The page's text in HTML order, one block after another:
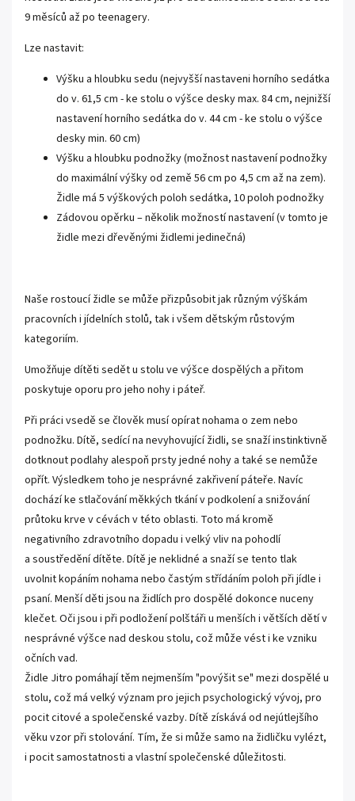
9 měsíců až po teenagery.
Lze nastavit:
Výšku a hloubku sedu (nejvyšší nastaveni horního sedátka
do v. 61,5 cm - ke stolu o výšce desky max. 84 cm, nejnižší
nastavení horního sedátka do v. 44 cm - ke stolu o výšce
desky min. 60 cm)
Výšku a hloubku podnožky (možnost nastavení podnožky
do maximální výšky od země 56 cm po 4,5 cm až na zem).
Židle má 5 výškových poloh sedátka, 10 poloh podnožky
Zádovou opěrku – několik možností nastavení (v tomto je
židle mezi dřevěnými židlemi jedinečná)
Naše rostoucí židle se může přizpůsobit jak různým výškám
pracovních i jídelních stolů, tak i všem dětským růstovým
kategoriím.
Umožňuje dítěti sedět u stolu ve výšce dospělých a přitom
poskytuje oporu pro jeho nohy i páteř.
Při práci vsedě se člověk musí opírat nohama o zem nebo
podnožku. Dítě, sedící na nevyhovující židli, se snaží instinktivně
dotknout podlahy alespoň prsty jedné nohy a také se nemůže
opřít. Výsledkem toho je nesprávné zakřivení páteře. Navíc
dochází ke stlačování měkkých tkání v podkolení a snižování
průtoku krve v cévách v této oblasti. Toto má kromě
negativního zdravotního dopadu i velký vliv na pohodlí
a soustředění dítěte. Dítě je neklidné a snaží se tento tlak
uvolnit kopáním nohama nebo častým střídáním poloh při jídle i
psaní. Menší děti jsou na židlích pro dospělé dokonce nuceny
klečet. Oči jsou i při podložení polštáři u menších i větších dětí v
nesprávné výšce nad deskou stolu, což může vést i ke vzniku
očních vad.
Židle Jitro pomáhají těm nejmenším "povýšit se" mezi dospělé u
stolu, což má velký význam pro jejich psychologický vývoj, pro
pocit citové a společenské vazby. Dítě získává od nejútlejšího
věku vzor při stolování. Tím, že si může samo na židličku vylézt,
i pocit samostatnosti a vlastní společenské důležitosti.